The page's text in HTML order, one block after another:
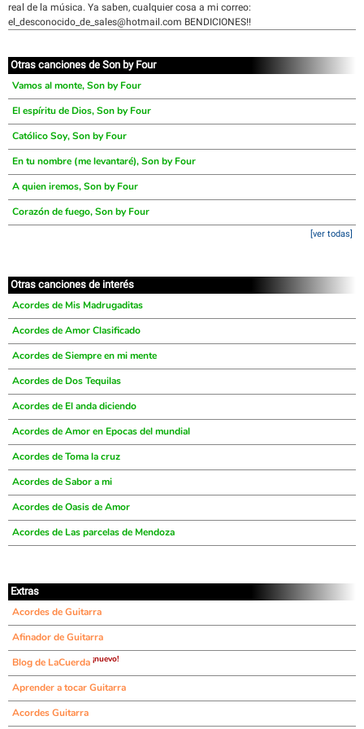
real de la música. Ya saben, cualquier cosa a mi correo:
el_desconocido_de_sales@hotmail.com BENDICIONES!!
Otras canciones de Son by Four
Vamos al monte, Son by Four
El espíritu de Dios, Son by Four
Católico Soy, Son by Four
En tu nombre (me levantaré), Son by Four
A quien iremos, Son by Four
Corazón de fuego, Son by Four
[ver todas]
Otras canciones de interés
Acordes de Mis Madrugaditas
Acordes de Amor Clasificado
Acordes de Siempre en mi mente
Acordes de Dos Tequilas
Acordes de El anda diciendo
Acordes de Amor en Epocas del mundial
Acordes de Toma la cruz
Acordes de Sabor a mi
Acordes de Oasis de Amor
Acordes de Las parcelas de Mendoza
Extras
Acordes de Guitarra
Afinador de Guitarra
Blog de LaCuerda ¡nuevo!
Aprender a tocar Guitarra
Acordes Guitarra